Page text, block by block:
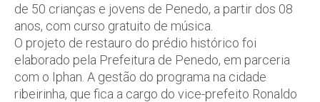
de 50 crianças e jovens de Penedo, a partir dos 08
anos, com curso gratuito de música.
O projeto de restauro do prédio histórico foi
elaborado pela Prefeitura de Penedo, em parceria
com o Iphan. A gestão do programa na cidade
ribeirinha, que fica a cargo do vice-prefeito Ronaldo